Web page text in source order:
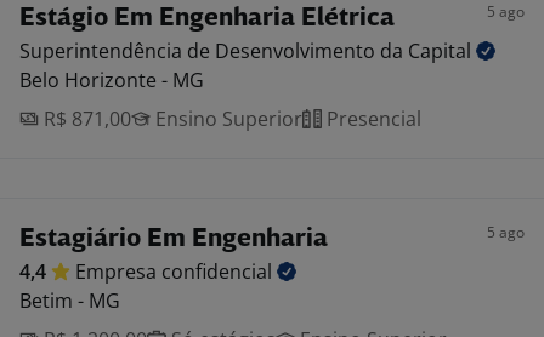
Estágio Em Engenharia Elétrica 5 ago
Superintendência de Desenvolvimento da Capital
Belo Horizonte - MG
R$ 871,00
Ensino Superior Presencial
Estagiário Em Engenharia 5 ago
4,4 Empresa confidencial
Betim - MG